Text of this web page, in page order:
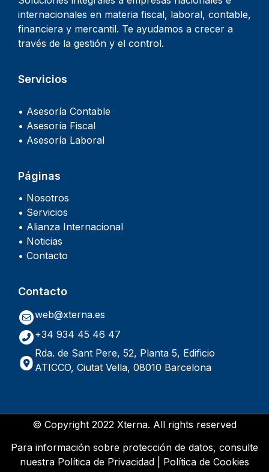
internacionales en materia fiscal, laboral, contable,
financiera y mercantil. Te ayudamos a crecer a
través de la gestión y el control.
Servicios
• Asesoría Contable
• Asesoría Fiscal
• Asesoría Laboral
Páginas
• Nosotros
• Servicios
• Alianza Internacional
• Noticias
• Contacto
Contacto
web@xterna.es
+34 934 45 46 47
Rda. de Sant Pere, 52, Planta 5, Edificio
ATICCO, Ciutat Vella, 08010 Barcelona
© Copyright 2022 Xterna. All rights reserved
Para información sobre protección de datos, consulte
nuestra Política de Privacidad Política de Cookies